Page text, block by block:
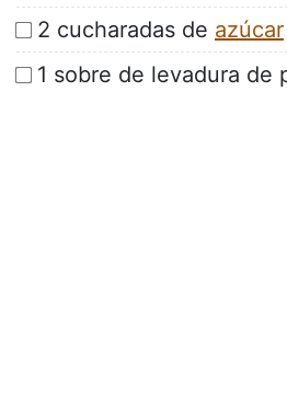
2 cucharadas de azúcar
1 sobre de levadura de